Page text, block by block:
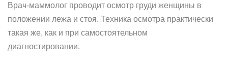
Врач-маммолог проводит осмотр груди женщины в
положении лежа и стоя. Техника осмотра практически
такая же, как и при самостоятельном
диагностировании.